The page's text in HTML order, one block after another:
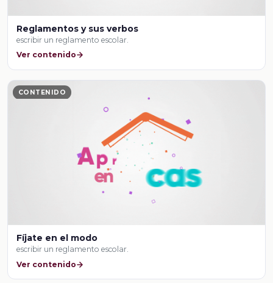
Reglamentos y sus verbos
escribir un reglamento escolar.
Ver contenido
CONTENIDO
Fíjate en el modo
escribir un reglamento escolar.
Ver contenido